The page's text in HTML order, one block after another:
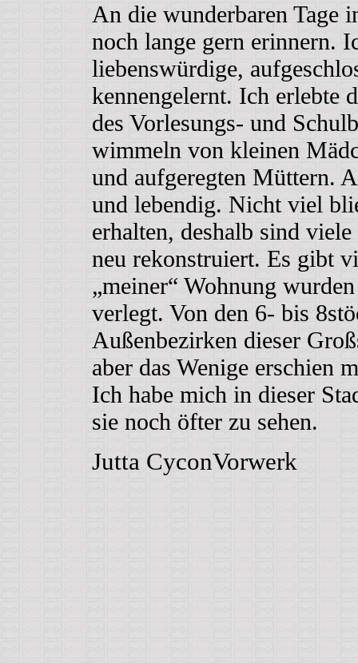
An die wunderbaren Tage
noch lange gern erinnern.
liebenswürdige,
kennengelernt. Ich erlebte
des Vorlesungs- und
wimmeln von kleinen
und aufgeregten Müttern.
und lebendig. Nicht viel
erhalten, deshalb sind
neu rekonstruiert. Es gibt
„meiner“ Wohnung
verlegt. Von den 6- bis
Außenbezirken dieser
aber das Wenige erschien
Ich habe mich in dieser
sie noch öfter zu sehen.
Jutta CyconVorwerk